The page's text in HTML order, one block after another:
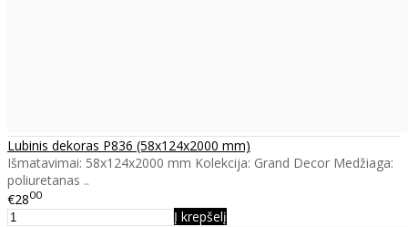
Lubinis dekoras P836 (58x124x2000 mm)
Išmatavimai: 58x124x2000 mm Kolekcija: Grand Decor Medžiaga:
poliuretanas ..
€2800
Į krepšelį